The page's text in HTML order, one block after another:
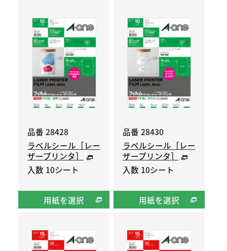
品番 28428
ラベルシール［レー
ザープリンタ］
入数 10シート
用紙を選択
品番 28430
ラベルシール［レー
ザープリンタ］
入数 10シート
用紙を選択